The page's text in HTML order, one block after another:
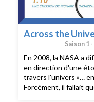
Across the
Saison 1 -
En 2008, la NASA a
en direction d'une
travers l'univers »…
Forcément, il fallait